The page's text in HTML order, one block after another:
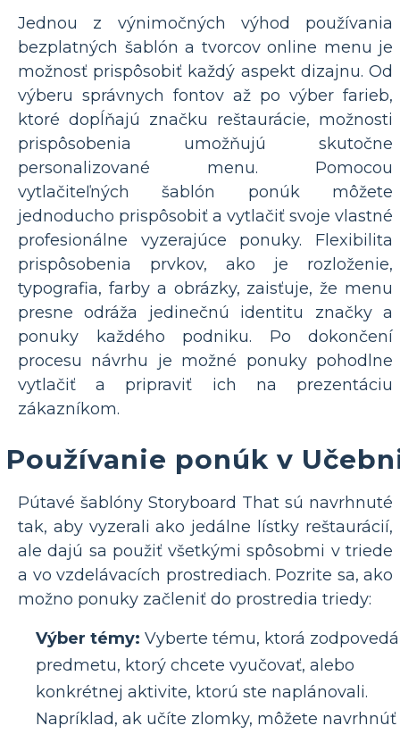
Jednou z výnimočných výhod používania
bezplatných šablón a tvorcov online menu je
možnosť prispôsobiť každý aspekt dizajnu. Od
výberu správnych fontov až po výber farieb,
ktoré dopĺňajú značku reštaurácie, možnosti
prispôsobenia umožňujú skutočne
personalizované menu. Pomocou
vytlačiteľných šablón ponúk môžete
jednoducho prispôsobiť a vytlačiť svoje vlastné
profesionálne vyzerajúce ponuky. Flexibilita
prispôsobenia prvkov, ako je rozloženie,
typografia, farby a obrázky, zaisťuje, že menu
presne odráža jedinečnú identitu značky a
ponuky každého podniku. Po dokončení
procesu návrhu je možné ponuky pohodlne
vytlačiť a pripraviť ich na prezentáciu
zákazníkom.
Používanie ponúk v
Pútavé šablóny Storyboard That sú navrhnuté
tak, aby vyzerali ako jedálne lístky reštaurácií,
ale dajú sa použiť všetkými spôsobmi v triede
a vo vzdelávacích prostrediach. Pozrite sa, ako
možno ponuky začleniť do prostredia triedy:
Výber témy: Vyberte tému, ktorá zodpovedá
predmetu, ktorý chcete vyučovať, alebo
konkrétnej aktivite, ktorú ste naplánovali.
Napríklad, ak učíte zlomky, môžete navrhnúť